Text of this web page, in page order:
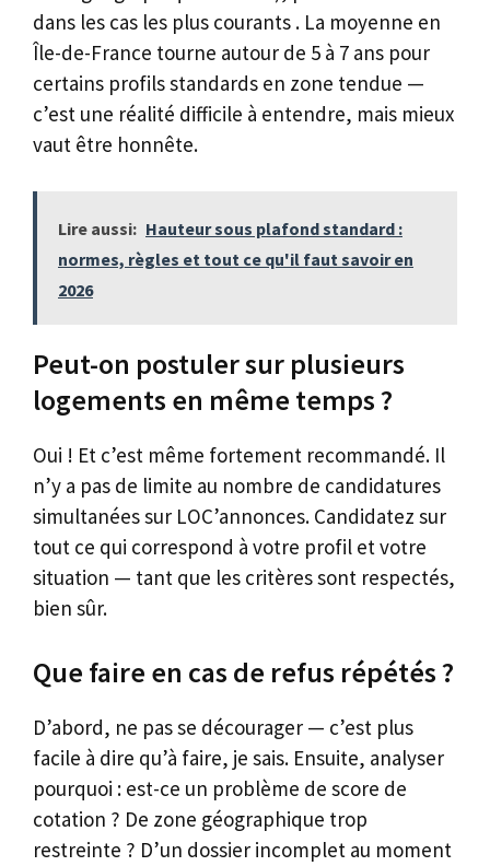
dans les cas les plus courants . La moyenne en
Île-de-France tourne autour de 5 à 7 ans pour
certains profils standards en zone tendue —
c’est une réalité difficile à entendre, mais mieux
vaut être honnête.
Lire aussi: Hauteur sous plafond standard :
normes, règles et tout ce qu'il faut savoir en
2026
Peut-on postuler sur plusieurs
logements en même temps ?
Oui ! Et c’est même fortement recommandé. Il
n’y a pas de limite au nombre de candidatures
simultanées sur LOC’annonces. Candidatez sur
tout ce qui correspond à votre profil et votre
situation — tant que les critères sont respectés,
bien sûr.
Que faire en cas de refus répétés ?
D’abord, ne pas se décourager — c’est plus
facile à dire qu’à faire, je sais. Ensuite, analyser
pourquoi : est-ce un problème de score de
cotation ? De zone géographique trop
restreinte ? D’un dossier incomplet au moment